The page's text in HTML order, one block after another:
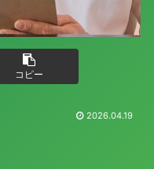
コピー
2026.04.19